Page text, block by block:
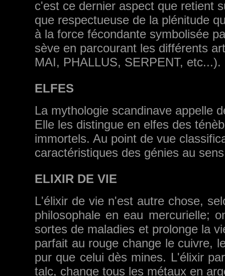
c'est ce dernier aspect que retient
que respectueuse de la plénitude
à la force fécondante symbolisée
sève en parcourant les différents
MAI, PHALLUS, SERPENT, etc...).
ELFES
La mythologie scandinave appelle
Elle les distingue en elfes des
immortels. Au point de vue
caractéristiques des génies au
ELIXIR DE VIE
L'élixir de vie n'est au­tre chose,
philosophale en eau mercurielle;
sortes de maladies et prolonge la
parfait au rouge change le cuivre,
pur que celui dès mines. L'élixir
talc, change tous les mé­taux en